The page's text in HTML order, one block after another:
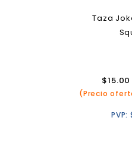
Taza
$15.00
(Precio
PVP: